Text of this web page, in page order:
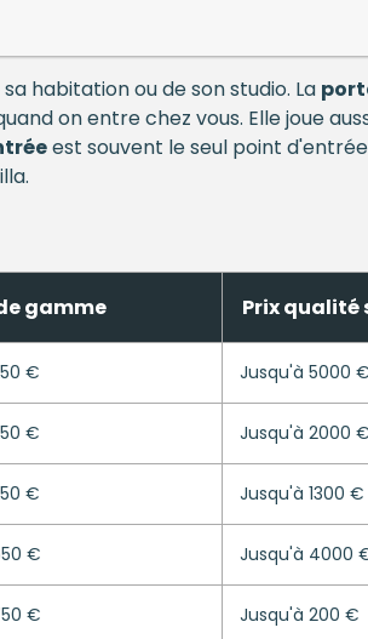
habitation ou de son studio. La
on entre chez vous. Elle joue
est souvent le seul point
gamme Prix qualité
€ Jusqu'à 5000 €
€ Jusqu'à 2000 €
€ Jusqu'à 1300 €
€ Jusqu'à 4000
€ Jusqu'à 200 €